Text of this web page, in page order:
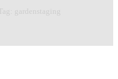
Tag: gardenstaging